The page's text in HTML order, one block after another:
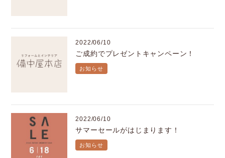
2022/06/10
ご成約でプレゼントキャンペーン！
お知らせ
2022/06/10
サマーセールがはじまります！
お知らせ